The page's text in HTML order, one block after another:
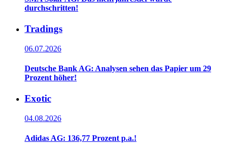
durchschritten!
Tradings
06.07.2026
Deutsche Bank AG: Analysen sehen das Papier um 29
Prozent höher!
Exotic
04.08.2026
Adidas AG: 136,77 Prozent p.a.!